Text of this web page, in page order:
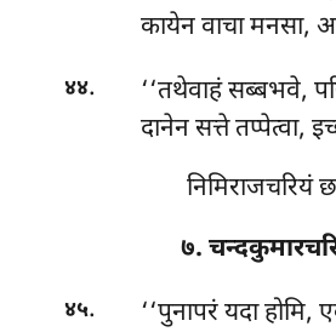
कायेन वाचा मनसा,
४४.
‘‘तथेवाहं सब्बभवे,
दानेन सत्ते तप्पेत्वा,
निमिराजचरियं
७.
४५. ‘‘पुनापरंयदा होमि,